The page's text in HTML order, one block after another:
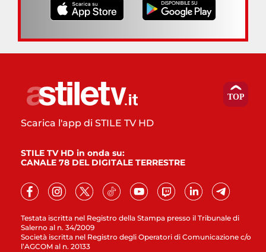
Testata iscritta nel Registro della Stampa presso il Tribunale di
Salerno al n. 34/2009
Società iscritta nel Registro degli Operatori di Comunicazione c/o
l’AGCOM al n. 20133
Scarica l'app di STILE TV HD
STILE TV HD in onda su:
CANALE 78 DEL DIGITALE TERRESTRE